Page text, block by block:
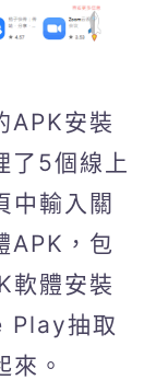
APK安裝
了5個線上
中輸入關
APK，包
軟體安裝
Play抽取
來。